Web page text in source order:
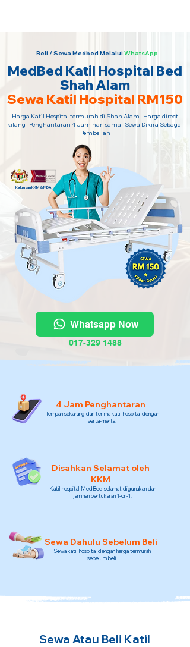
Beli / Sewa Medbed Melalui WhatsApp.
MedBed Katil Hospital Bed
Shah Alam
Sewa Katil Hospital RM150
Harga Katil Hospital termurah di Shah Alam · Harga direct
kilang · Penghantaran 4 Jam hari sama · Sewa Dikira Sebagai
Pembelian
Kelulusan KKM & MDA
Whatsapp Now
017-329 1488
4 Jam Penghantaran
Tempah sekarang dan terima katil hospital dengan
serta-merta!
Disahkan Selamat oleh
KKM
Katil hospital MedBed selamat digunakan dan
jaminan pertukaran 1-on-1.
Sewa Dahulu Sebelum Beli
Sewa katil hospital dengan harga termurah
sebelum beli.
Sewa Atau Beli Katil